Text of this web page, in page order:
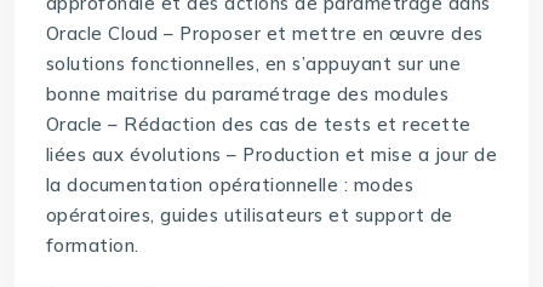
Oracle Cloud – Proposer et mettre en œuvre des
solutions fonctionnelles, en s’appuyant sur une
bonne maitrise du paramétrage des modules
Oracle – Rédaction des cas de tests et recette
liées aux évolutions – Production et mise a jour de
la documentation opérationnelle : modes
opératoires, guides utilisateurs et support de
formation.